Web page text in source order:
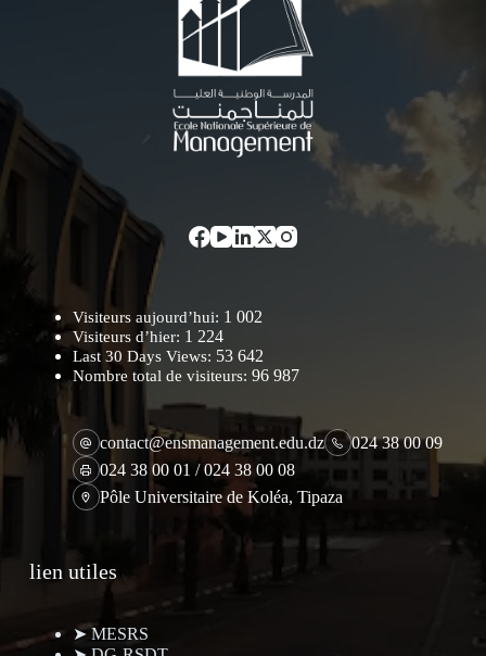
Visiteurs aujourd’hui: 1 002
Visiteurs d’hier: 1 224
Last 30 Days Views: 53 642
Nombre total de visiteurs: 96 987
contact@ensmanagement.edu.dz
024 38 00 09
024 38 00 01 / 024 38 00 08
Pôle Universitaire de Koléa, Tipaza
lien utiles
➤ MESRS